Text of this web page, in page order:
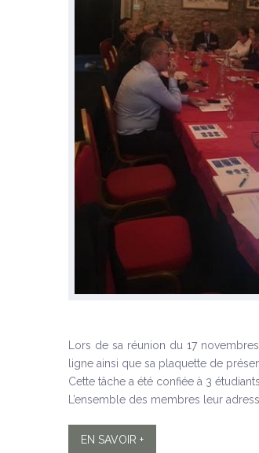
Lors de sa réunion du 17
ligne ainsi que sa plaquette de
Cette tâche a été confiée à 3
L’ensemble des membres leur
EN SAVOIR +